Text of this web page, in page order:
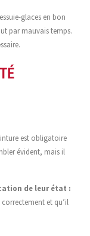
glaces en bon
par mauvais temps.
est obligatoire
évident, mais il
de leur état :
et qu’il